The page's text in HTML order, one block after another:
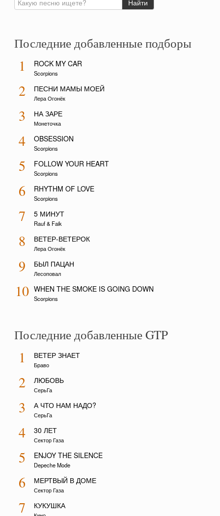
Последние добавленные подборы
1 ROCK MY CAR
Scorpions
2 ПЕСНИ МАМЫ МОЕЙ
Лера Огонёк
3 НА ЗАРЕ
Монеточка
4 OBSESSION
Scorpions
5 FOLLOW YOUR HEART
Scorpions
6 RHYTHM OF LOVE
Scorpions
7 5 МИНУТ
Rauf & Faik
8 ВЕТЕР-ВЕТЕРОК
Лера Огонёк
9 БЫЛ ПАЦАН
Лесоповал
10 WHEN THE SMOKE IS GOING DOWN
Scorpions
Последние добавленные GTP
1 ВЕТЕР ЗНАЕТ
Браво
2 ЛЮБОВЬ
СерьГа
3 А ЧТО НАМ НАДО?
СерьГа
4 30 ЛЕТ
Сектор Газа
5 ENJOY THE SILENCE
Depeche Mode
6 МЕРТВЫЙ В ДОМЕ
Сектор Газа
7 КУКУШКА